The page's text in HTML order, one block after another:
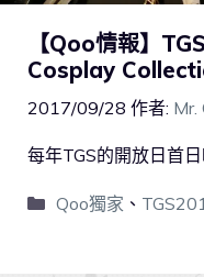
【Qoo情報】
Cosplay
2017/09/28 作者: Mr.
每年TGS的開放日首
Qoo獨家 、